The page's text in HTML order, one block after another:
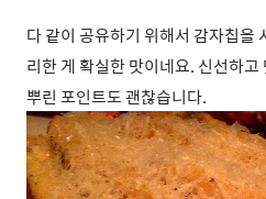
다 같이 공유하기 위해서 감자칩을
리한 게 확실한 맛이네요. 신선하
뿌린 포인트도 괜찮습니다.